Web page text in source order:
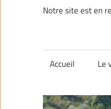
Notre site est en
Accueil Le